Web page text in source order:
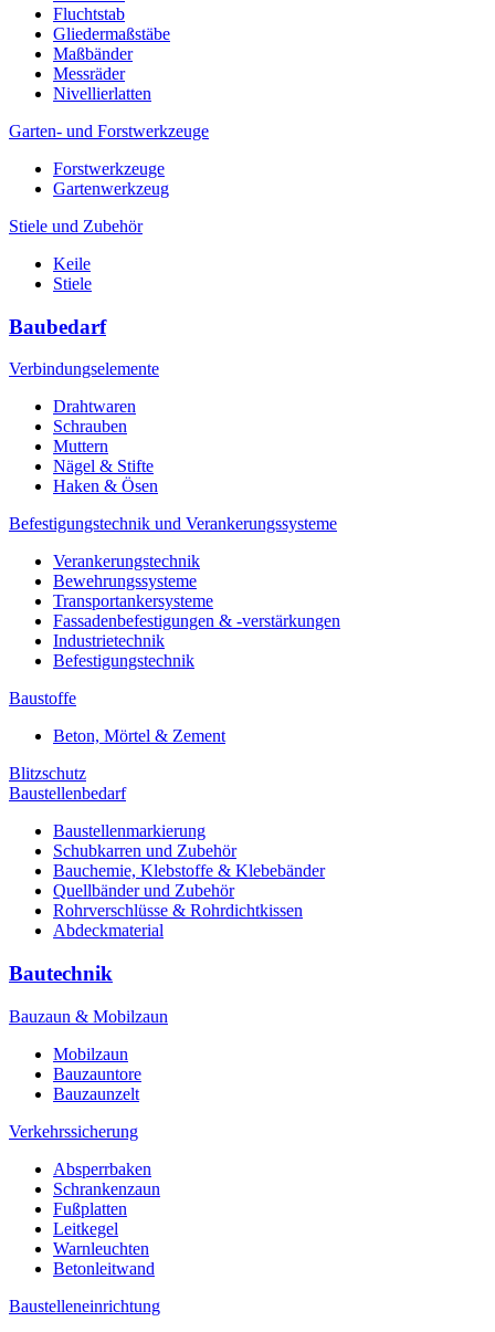
Fluchtstab
Gliedermaßstäbe
Maßbänder
Messräder
Nivellierlatten
Garten- und Forstwerkzeuge
Forstwerkzeuge
Gartenwerkzeug
Stiele und Zubehör
Keile
Stiele
Baubedarf
Verbindungselemente
Drahtwaren
Schrauben
Muttern
Nägel & Stifte
Haken & Ösen
Befestigungstechnik und Verankerungssysteme
Verankerungstechnik
Bewehrungssysteme
Transportankersysteme
Fassadenbefestigungen & -verstärkungen
Industrietechnik
Befestigungstechnik
Baustoffe
Beton, Mörtel & Zement
Blitzschutz
Baustellenbedarf
Baustellenmarkierung
Schubkarren und Zubehör
Bauchemie, Klebstoffe & Klebebänder
Quellbänder und Zubehör
Rohrverschlüsse & Rohrdichtkissen
Abdeckmaterial
Bautechnik
Bauzaun & Mobilzaun
Mobilzaun
Bauzauntore
Bauzaunzelt
Verkehrssicherung
Absperrbaken
Schrankenzaun
Fußplatten
Leitkegel
Warnleuchten
Betonleitwand
Baustelleneinrichtung